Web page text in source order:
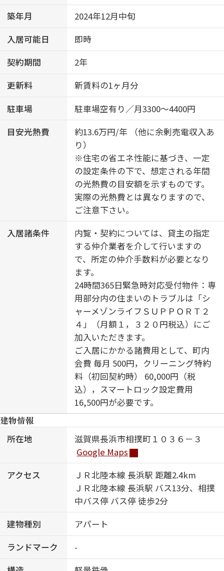
築年月
2024年12月中旬
入居可能日
即時
契約期間
2年
更新料
新賃料の1ヶ月分
駐車場
駐車場空有り／月3300～4400円
目安光熱費
約13.6万円/年 （他に余剰売電収入あ
り）
※住宅の省エネ性能に基づき、一定
の設定条件の下で、想定される年間
の光熱費の目安額を示すものです。
実際の光熱費とは異なりますので、
ご注意下さい。
入居諸条件
内覧・契約については、貸主の指定
する仲介業者を介して行いますの
で、所定の仲介手数料が必要となり
ます。
24時間365日緊急時対応受付物件：専
用部分内の住まいのトラブルは「シ
ャーメゾンライフＳＵＰＰＯＲＴ２
４」（月額１，３２０円税込）にご
加入いただきます。
ご入居にかかる諸費用として、町内
会費 毎月 500円，クリーニング特約
料（初回契約時） 60,000円（税
込），スマートロック設定費用
16,500円が必要です。
建物情報
所在地
滋賀県長浜市相撲町１０３６－３
Google Maps
アクセス
ＪＲ北陸本線 長浜駅 距離2.4km
ＪＲ北陸本線 長浜駅 バス13分、相撲
中バス停 バス停 徒歩2分
建物種別
アパート
ランドマーク
-